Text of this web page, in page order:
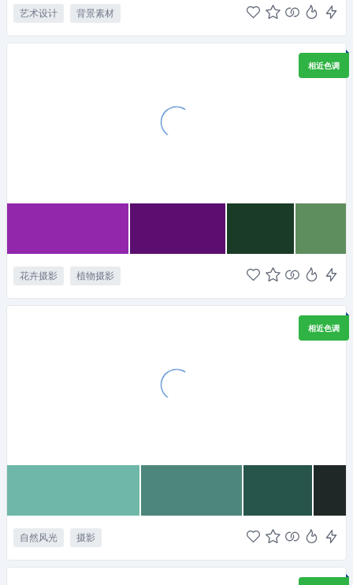
艺术设计 背景素材
相近色调
花卉摄影 植物摄影
相近色调
自然风光 摄影